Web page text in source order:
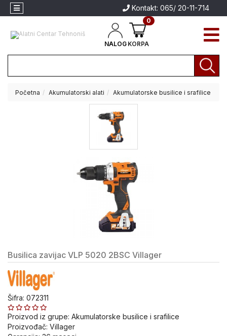
Kontakt: 065/ 20-11-714
NALOG KORPA
0
Pribor
za
Bušenje
i
Sečenje
Pribor za
Akcija
Početna Akumulatorski alati Akumulatorske busilice i srafilice
Busilica zavijac VLP 5020 2BSC Villager
Šifra: 072311
Proizvod iz grupe: Akumulatorske busilice i srafilice
Proizvođač: Villager